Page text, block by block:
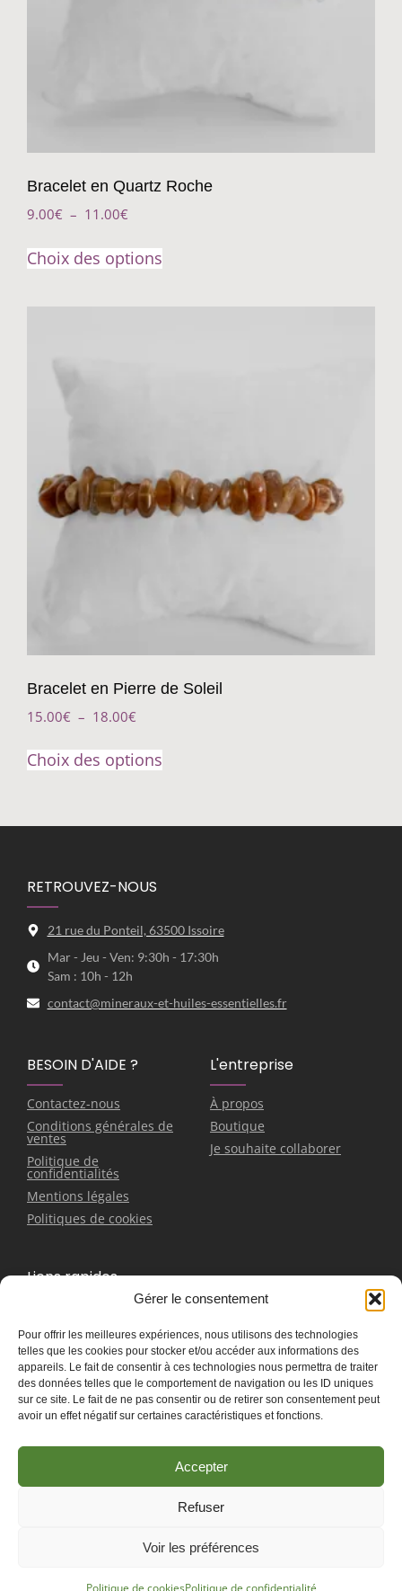
Gérer le consentement
Pour offrir les meilleures expériences, nous utilisons des technologies
telles que les cookies pour stocker et/ou accéder aux informations des
appareils. Le fait de consentir à ces technologies nous permettra de traiter
des données telles que le comportement de navigation ou les ID uniques
sur ce site. Le fait de ne pas consentir ou de retirer son consentement peut
avoir un effet négatif sur certaines caractéristiques et fonctions.
Accepter
Refuser
Voir les préférences
Politique de cookiesPolitique de confidentialité
Bracelet en Quartz Roche
9.00€ – 11.00€
Choix des options
Bracelet en Pierre de Soleil
15.00€ – 18.00€
Choix des options
RETROUVEZ-NOUS
21 rue du Ponteil, 63500 Issoire
Mar - Jeu - Ven: 9:30h - 17:30h
Sam : 10h - 12h
contact@mineraux-et-huiles-essentielles.fr
BESOIN D'AIDE ?
Contactez-nous
Conditions générales de
ventes
Politique de
confidentialités
Mentions légales
Politiques de cookies
L'entreprise
À propos
Boutique
Je souhaite collaborer
Liens rapides
Boucles d'oreilles
Pendentifs
Contactez-nous
© 2025 Créer en collaboration avecLes Associés du